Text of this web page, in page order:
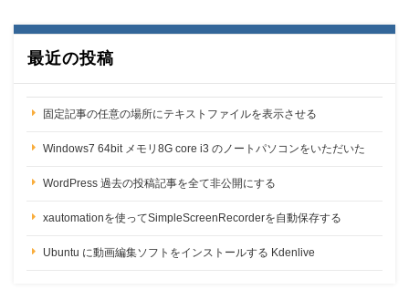
最近の投稿
固定記事の任意の場所にテキストファイルを表示させる
Windows7 64bit メモリ8G core i3 のノートパソコンをいただいた
WordPress 過去の投稿記事を全て非公開にする
xautomationを使ってSimpleScreenRecorderを自動保存する
Ubuntu に動画編集ソフトをインストールする Kdenlive